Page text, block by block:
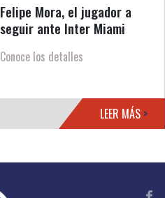
Felipe Mora, el jugador a
seguir ante Inter Miami
Conoce los detalles
LEER MÁS >